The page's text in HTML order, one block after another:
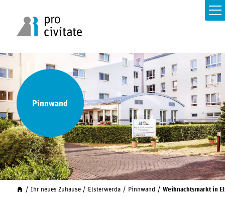
Pinnwand
Ihr neues Zuhause Elsterwerda Pinnwand Weihnachtsmarkt in